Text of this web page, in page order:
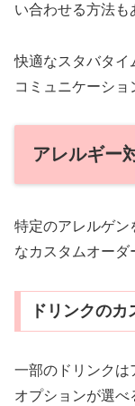
い合わせる方法も
快適なスタバタイ
コミュニケーショ
アレルギー
特定のアレルゲン
なカスタムオーダ
ドリンクの
一部のドリンクは
オプションが選べ